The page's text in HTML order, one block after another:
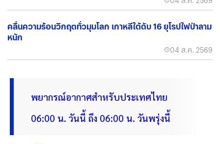
คลื่นความร้อนวิกฤตทั่วมุมโลก เกาหลีใต้ดับ 16 ยุโรปไฟป่าลาม
หนัก
04 ส.ค. 2569
พยากรณ์อากาศสำหรับประเทศไทย
06:00 น. วันนี้ ถึง 06:00 น. วันพรุ่งนี้